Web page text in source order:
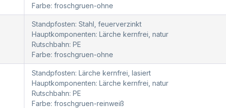
Farbe: froschgruen-ohne
Standpfosten: Stahl, feuerverzinkt
Hauptkomponenten: Lärche kernfrei, natur
Rutschbahn: PE
Farbe: froschgruen-ohne
Standpfosten: Lärche kernfrei, lasiert
Hauptkomponenten: Lärche kernfrei, natur
Rutschbahn: PE
Farbe: froschgruen-reinweiß